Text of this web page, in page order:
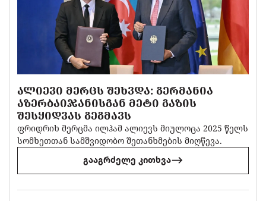
ᲐᲚᲘᲔᲕᲘ ᲛᲔᲠᲪᲡ ᲨᲔᲮᲕᲓᲐ: ᲒᲔᲠᲛᲐᲜᲘᲐ
ᲐᲖᲔᲠᲑᲐᲘᲯᲐᲜᲘᲡᲒᲐᲜ ᲛᲔᲢᲘ ᲒᲐᲖᲘᲡ
ᲨᲔᲡᲧᲘᲓᲕᲐᲡ ᲒᲔᲒᲛᲐᲕᲡ
ფრიდრიხ მერცმა ილჰამ ალიევს მიულოცა 2025 წელს
სომხეთთან სამშვიდობო შეთანხმების მიღწევა.
გააგრძელე კითხვა